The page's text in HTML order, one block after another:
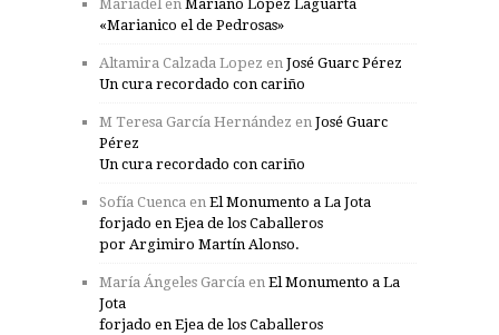
Mariadelen Mariano López Laguarta
«Marianico el de Pedrosas»
Altamira Calzada Lopez en José Guarc Pérez
Un cura recordado con cariño
M Teresa García Hernández en José Guarc
Pérez
Un cura recordado con cariño
Sofía Cuenca en El Monumento a La Jota
forjado en Ejea de los Caballeros
por Argimiro Martín Alonso.
María Ángeles García en El Monumento a La
Jota
forjado en Ejea de los Caballeros